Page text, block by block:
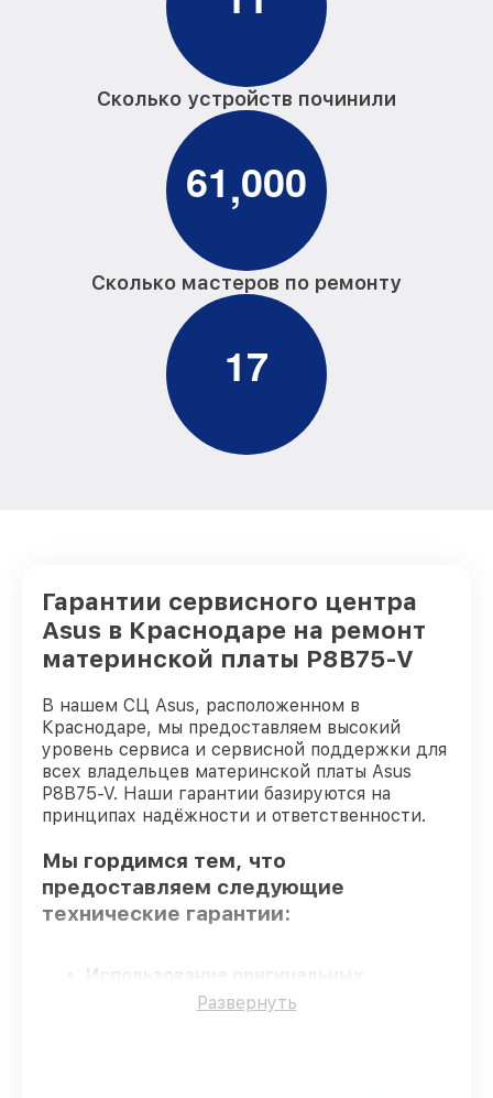
Сколько устройств починили
61,000
Сколько мастеров по ремонту
17
Гарантии сервисного центра
Asus в Краснодаре на ремонт
материнской платы P8B75-V
В нашем СЦ Asus, расположенном в
Краснодаре, мы предоставляем высокий
уровень сервиса и сервисной поддержки для
всех владельцев материнской платы Asus
P8B75-V. Наши гарантии базируются на
принципах надёжности и ответственности.
Мы гордимся тем, что
предоставляем следующие
технические гарантии:
– гарантируем использование
Развернуть